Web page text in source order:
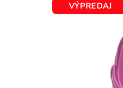
VÝPREDAJ